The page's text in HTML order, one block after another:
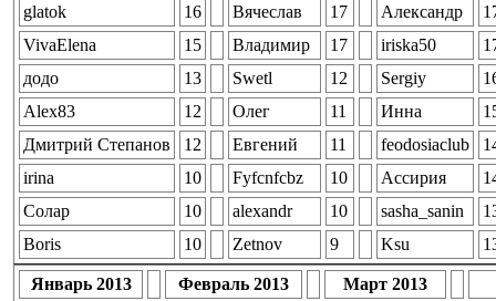
glatok
16 Вячеслав 17 Александр
VivaElena
15 Владимир 17 iriska50
додо
13 Swetl 12 Sergiy
Alex83
12 Олег 11 Инна
Дмитрий Степанов
12 Евгений 11 feodosiaclub
irina
10 Fyfcnfcbz 10 Ассирия
Солар
10 alexandr 10 sasha_sanin
Boris
10 Zetnov 9 Ksu
Январь 2013 Февраль 2013
Март 2013